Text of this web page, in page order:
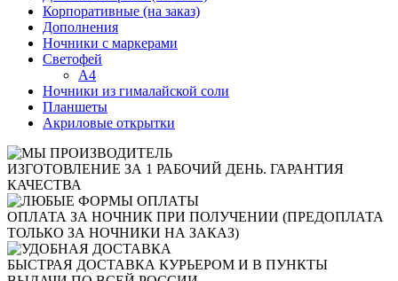
Корпоративные (на заказ)
Дополнения
Ночники с маркерами
Светофей
А4
Ночники из гималайской соли
Планшеты
Акриловые открытки
ИЗГОТОВЛЕНИЕ ЗА 1 РАБОЧИЙ ДЕНЬ. ГАРАНТИЯ
КАЧЕСТВА
ОПЛАТА ЗА НОЧНИК ПРИ ПОЛУЧЕНИИ (ПРЕДОПЛАТА
ТОЛЬКО ЗА НОЧНИКИ НА ЗАКАЗ)
БЫСТРАЯ ДОСТАВКА КУРЬЕРОМ И В ПУНКТЫ